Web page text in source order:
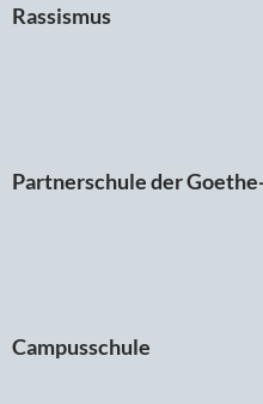
Rassismus
Partnerschule der
Campusschule